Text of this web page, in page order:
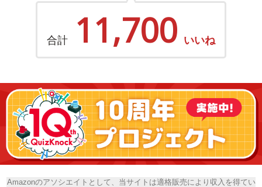
合計 11,700 いいね
Amazonのアソシエイトとして、当サイトは適格販売により収入を得てい